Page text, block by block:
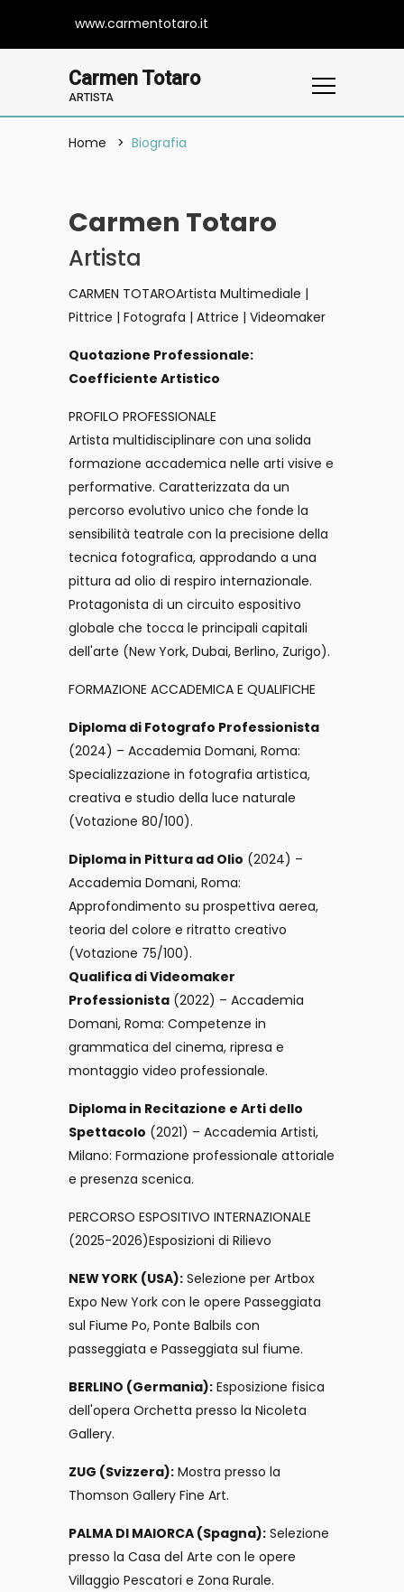
www.carmentotaro.it
Carmen Totaro
ARTISTA
Home Biografia
Carmen Totaro
Artista
CARMEN TOTAROArtista Multimediale |
Pittrice | Fotografa | Attrice | Videomaker
Quotazione Professionale:
Coefficiente Artistico
PROFILO PROFESSIONALE
Artista multidisciplinare con una solida
formazione accademica nelle arti visive e
performative. Caratterizzata da un
percorso evolutivo unico che fonde la
sensibilità teatrale con la precisione della
tecnica fotografica, approdando a una
pittura ad olio di respiro internazionale.
Protagonista di un circuito espositivo
globale che tocca le principali capitali
dell'arte (New York, Dubai, Berlino, Zurigo).
FORMAZIONE ACCADEMICA E QUALIFICHE
Diploma di Fotografo Professionista
(2024) – Accademia Domani, Roma:
Specializzazione in fotografia artistica,
creativa e studio della luce naturale
(Votazione 80/100).
Diploma in Pittura ad Olio (2024) –
Accademia Domani, Roma:
Approfondimento su prospettiva aerea,
teoria del colore e ritratto creativo
(Votazione 75/100).
Qualifica di Videomaker
Professionista (2022) – Accademia
Domani, Roma: Competenze in
grammatica del cinema, ripresa e
montaggio video professionale.
Diploma in Recitazione e Arti dello
Spettacolo (2021) – Accademia Artisti,
Milano: Formazione professionale attoriale
e presenza scenica.
PERCORSO ESPOSITIVO INTERNAZIONALE
(2025-2026)Esposizioni di Rilievo
NEW YORK (USA): Selezione per Artbox
Expo New York con le opere Passeggiata
sul Fiume Po, Ponte Balbils con
passeggiata e Passeggiata sul fiume.
BERLINO (Germania): Esposizione fisica
dell'opera Orchetta presso la Nicoleta
Gallery.
ZUG (Svizzera): Mostra presso la
Thomson Gallery Fine Art.
PALMA DI MAIORCA (Spagna): Selezione
presso la Casa del Arte con le opere
Villaggio Pescatori e Zona Rurale.